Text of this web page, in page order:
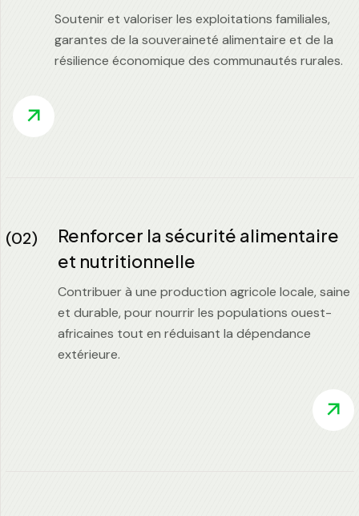
Soutenir et valoriser les exploitations familiales,
garantes de la souveraineté alimentaire et de la
résilience économique des communautés rurales.
(02)
Renforcer la sécurité alimentaire
et nutritionnelle
Contribuer à une production agricole locale, saine
et durable, pour nourrir les populations ouest-
africaines tout en réduisant la dépendance
extérieure.